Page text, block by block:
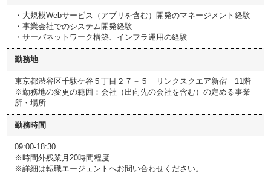
・大規模Webサービス（アプリを含む）開発のマネージメント経験
・事業会社でのシステム開発経験
・サーバネットワーク構築、インフラ運用の経験
勤務地
東京都渋谷区千駄ケ谷５丁目２７－５ リンクスクエア新宿 11階
※勤務地の変更の範囲：会社（出向先の会社を含む）の定める事業
所・場所
勤務時間
09:00-18:30
※時間外残業月20時間程度
※詳細は転職エージェントへお問い合わせください。